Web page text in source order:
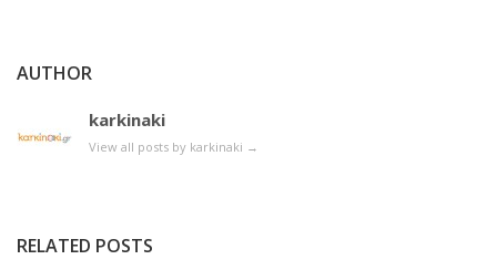
AUTHOR
karkinaki
View all posts by karkinaki →
RELATED POSTS